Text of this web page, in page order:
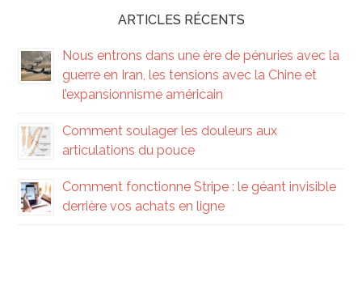
ARTICLES RÉCENTS
Nous entrons dans une ère de pénuries avec la
guerre en Iran, les tensions avec la Chine et
l’expansionnisme américain
Comment soulager les douleurs aux
articulations du pouce
Comment fonctionne Stripe : le géant invisible
derrière vos achats en ligne